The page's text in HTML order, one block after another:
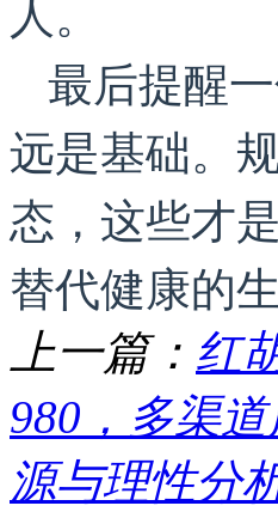
最后提醒
远是基础。
态，这些才
替代健康的
上一篇： 红
980，多渠
源与理性分